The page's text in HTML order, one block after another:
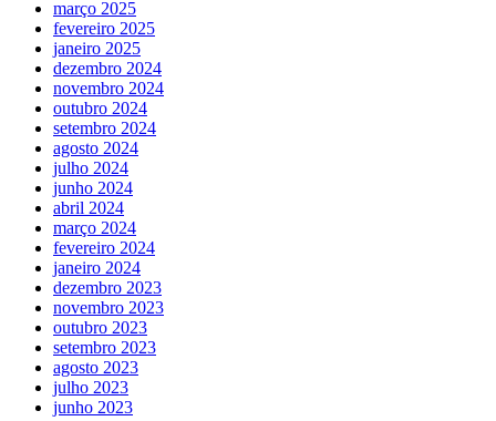
março 2025
fevereiro 2025
janeiro 2025
dezembro 2024
novembro 2024
outubro 2024
setembro 2024
agosto 2024
julho 2024
junho 2024
abril 2024
março 2024
fevereiro 2024
janeiro 2024
dezembro 2023
novembro 2023
outubro 2023
setembro 2023
agosto 2023
julho 2023
junho 2023